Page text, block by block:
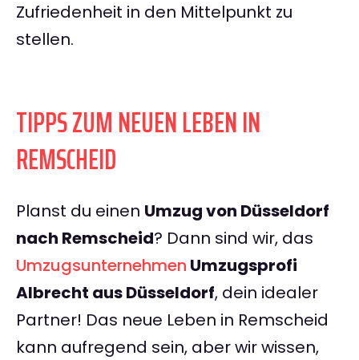
Zufriedenheit in den Mittelpunkt zu
stellen.
TIPPS ZUM NEUEN LEBEN IN
REMSCHEID
Planst du einen Umzug von Düsseldorf
nach Remscheid? Dann sind wir, das
Umzugsunternehmen Umzugsprofi
Albrecht aus Düsseldorf, dein idealer
Partner! Das neue Leben in Remscheid
kann aufregend sein, aber wir wissen,